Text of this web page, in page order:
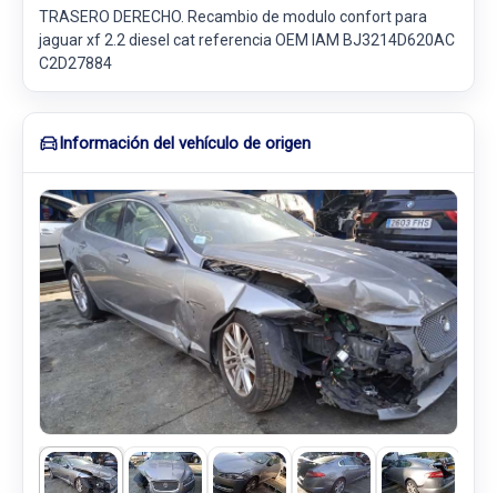
TRASERO DERECHO. Recambio de modulo confort para
jaguar xf 2.2 diesel cat referencia OEM IAM BJ3214D620AC
C2D27884
Información del vehículo de origen